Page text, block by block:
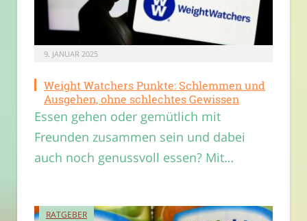
9. JANUAR 2025
Weight Watchers Punkte: Schlemmen und
Ausgehen, ohne schlechtes Gewissen
Essen gehen oder gemütlich mit
Freunden zusammen sein und dabei
auch noch genussvoll essen? Mit…
RATGEBER